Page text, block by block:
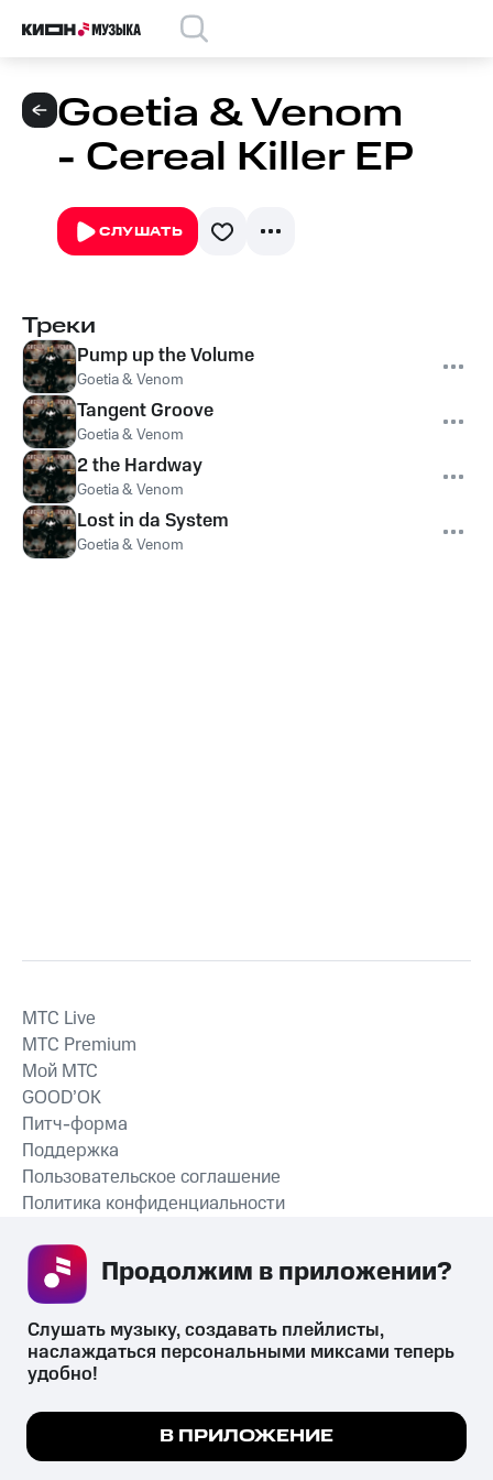
Goetia & Venom
- Cereal Killer EP
СЛУШАТЬ
Треки
Pump up the Volume
Goetia & Venom
Tangent Groove
Goetia & Venom
2 the Hardway
Goetia & Venom
Lost in da System
Goetia & Venom
СКАЧАТЬ ПРИЛОЖЕНИЕ
MTС Live
MTС Premium
Мой МТС
GOOD’OK
Питч-форма
Поддержка
Пользовательское соглашение
Политика конфиденциальности
психотропных веществ, их аналогов причиняет вред здоровью,
их незаконный оборот запрещён и влечёт установленную
законодательством ответственность.
Мы используем куки, чтобы на сайте все
Подробнее
Слушать музыку, создавать плейлисты,
наслаждаться персональными миксами теперь
удобно!
В ПРИЛОЖЕНИЕ